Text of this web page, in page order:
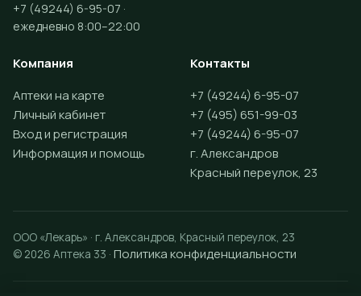
+7 (49244) 6-95-07 ·
ежедневно 8:00–22:00
Компания
Аптеки на карте
Личный кабинет
Вход и регистрация
Информация и помощь
Контакты
+7 (49244) 6-95-07
+7 (495) 651-99-03
+7 (49244) 6-95-07
г. Александров
Красный переулок, 23
ООО «Лекарь» · г. Александров, Красный переулок, 23
© 2026 Аптека 33 · Политика конфиденциальности